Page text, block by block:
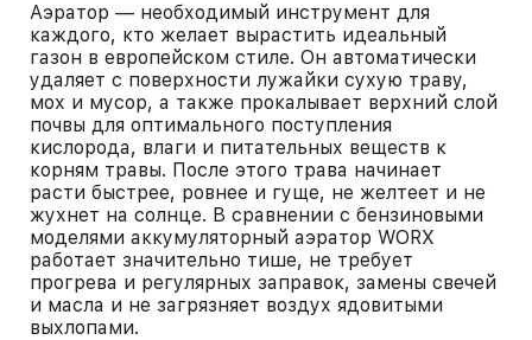
Аэратор — необходимый инструмент для
каждого, кто желает вырастить идеальный
газон в европейском стиле. Он автоматически
удаляет с поверхности лужайки сухую траву,
мох и мусор, а также прокалывает верхний слой
почвы для оптимального поступления
кислорода, влаги и питательных веществ к
корням травы. После этого трава начинает
расти быстрее, ровнее и гуще, не желтеет и не
жухнет на солнце. В сравнении с бензиновыми
моделями аккумуляторный аэратор WORX
работает значительно тише, не требует
прогрева и регулярных заправок, замены свечей
и масла и не загрязняет воздух ядовитыми
выхлопами.